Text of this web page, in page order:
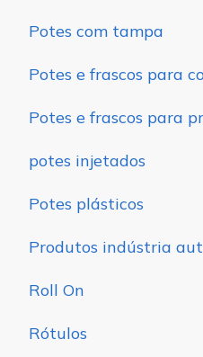
Potes com tampa
Potes e frascos para
Potes e frascos para
potes injetados
Potes plásticos
Produtos indústria
Roll On
Rótulos